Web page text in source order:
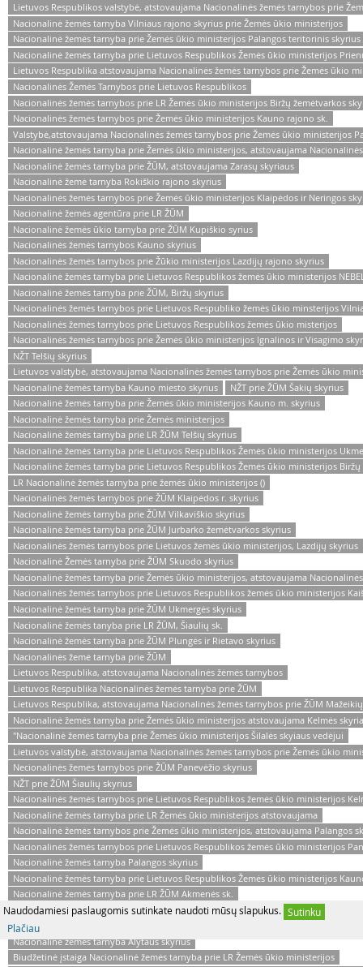
Naudodamiesi paslaugomis sutinkate naudoti mūsų slapukus. Sutinku
Plačiau
Lietuvos Respublikos valstybė, atstovaujama Nacionalinės žemės tarnybos prie
Nacionalinė žemės tarnyba Vilniaus rajono skyrius prie Žemės ūkio ministerijos
Nacionalinė žemės tarnyba prie Žemės ūkio ministerijos Palangos teritorinis skyrius
Nacionalinė žemės tarnyba prie Lietuvos Respublikos Žemės ūkio ministerijos
Lietuvos Respublika atstovaujama Nacionalinės žemės tarnybos prie Žemės ūkio
Nacionalinės Žemės Tarnybos prie Lietuvos Respublikos
Nacionalinės žemės tarnybos prie LR Žemės ūkio ministerijos Biržų žemėtvarkos
Nacionalinės žemės tarnybos prie Žemės ūkio ministerijos Kauno rajono sk.
Valstybė,atstovaujama Nacionalinės žemės tarnybos prie Žemės ūkio ministerijos
Nacionalinė žemės tarnyba prie Žemės ūkio ministerijos, atstovaujama
Nacionalinė žemės tarnyba prie ŽŪM, atstovaujama Zarasų skyriaus
Nacionalinė žemė tarnyba Rokiškio rajono skyrius
Nacionalinės žemės tarnybos prie Žemės ūkio ministerijos Klaipėdos ir Neringos
Nacionalinė žemės agentūra prie LR ŽŪM
Nacionalinė žemės ūkio tarnyba prie ŽŪM Kupiškio syrius
Nacionalinės žemės tarnybos Kauno skyrius
Nacionalinės žemės tarnybos prie Žūkio ministerijos Lazdijų rajono skyrius
Nacionalinė žemės tarnyba prie Lietuvos Respublikos žemės ūkio ministerijos
Nacionalinė žemės tarnyba prie ŽŪM, Biržų skyrius
Nacionalinės žemės tarnybos prie Lietuvos Respubliko žemės ūkio minsterijos
Nacionalinės žemės tarnybos prie Lietuvos Respublikos žemės ūkio misterijos
Nacionalinės žemės tarnybos prie Žemės ūkio ministerijos Ignalinos ir Visagimo
NŽT Telšių skyrius
Lietuvos valstybė, atstovaujama Nacionalinės žemės tarnybos prie Žemės ūkio
Nacionalinė žemės tarnyba Kauno miesto skyrius
NŽT prie ŽŪM Šakių skyrius
Nacionalinė žemės tarnyba prie Žemės ūkio ministerijos Kauno m. skyrius
Nacionalinė žemės tarnyba prie Žemės ministerijos
Nacionalinė žemės tarnyba prie LR ŽŪM Telšių skyrius
Nacionalinė žemės tarnyba prie Lietuvos Respublikos Žemės ūkio ministerijos
Nacionalinė žemės tarnyba prie Lietuvos Respublikos Žemės ūkio ministerijos
LR Nacionalinė žemės tarnyba prie žemės ūkio ministerijos ()
Nacionalinės žemės tarnybos prie ŽŪM Klaipėdos r. skyrius
Nacionalinė žemės tarnyba prie ŽŪM Vilkaviškio skyrius
Nacionalinė žemės tarnyba prie ŽŪM Jurbarko žemėtvarkos skyrius
Nacionalinės žemės tarnybos prie Lietuvos žemės ūkio ministerijos, Lazdijų skyrius
Nacionalinė Žemės tarnyba prie ŽŪM Skuodo skyrius
Nacionalinė žemės tarnyba prie Žemės ūkio ministerijos, atstovaujama
Nacionalinės žemės tarnybos prie Lietuvos Respublikos žemės ūkio ministerijos
Nacionalinė žemės tarnyba prie ŽŪM Ukmergės skyrius
Nacionalinė žemės tanyba prie LR ŽŪM, Šiaulių sk.
Nacionalinė žemės tarnyba prie ŽŪM Plungės ir Rietavo skyrius
Nacionalinės žemė tarnyba prie ŽŪM
Lietuvos Respublika, atstovaujama Nacionalinės žėmės tarnybos
Lietuvos Respublika Nacionalinės žemės tarnyba prie ŽŪM
Lietuvos Respublika, atstovaujama Nacionalinės žemės tarnybos prie ŽŪM
Nacionalinė žemės tarnyba prie Žemės ūkio ministerijos atstovaujama Kelmės
"Nacionalinė žemės tarnyba prie Žemės ūkio ministerijos Šilalės skyiaus vedėjui
Lietuvos valstybė, atstovaujama Nacionalinės žemės tarnybos prie Žemės ūkio
Necionalinės žemės tarnybos prie ŽŪM Panevėžio skyrius
NŽT prie ŽŪM Šiaulių skyrius
Nacionalinės žemės tarnybos prie Lietuvos Respublikos žemės ūkio ministerijos
Nacionalinė žemės tarnyba prie LR Žemės ūkio ministerijos atstovaujama
Nacionalinė žemės tarnybos prie Žemės ūkio ministerijos, atstovaujama Palangos
Nacionalinės žemės tarnybos prie Lietuvos Respublikos žemės ūkio ministerijos
Nacionalinė žemės tarnyba Palangos skyrius
Nacionalinė žemės tarnyba prie Lietuvos Respublikos Žemės ūkio ministerijos
Nacionalinė žemės tarnyba prie LR ŽŪM Akmenės sk.
Lietuvos Respublikos valstybė, atstovaujama NŽT prie ŽŪM
Nacionalinė žemė tarnyba prie ŽŪM Akmenės skyrius
Nacionalinė žemės tarnyba Alytaus skyrius
Biudžetinė įstaiga Nacionalinė žemės tarnyba prie LR Žemės ūkio ministerijos